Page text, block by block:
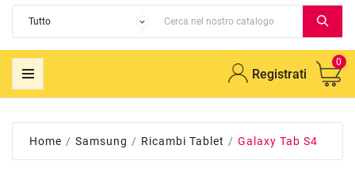
Registrati
0
Home Samsung Ricambi Tablet Galaxy Tab S4